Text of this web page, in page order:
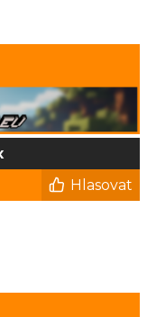
Hlasovat